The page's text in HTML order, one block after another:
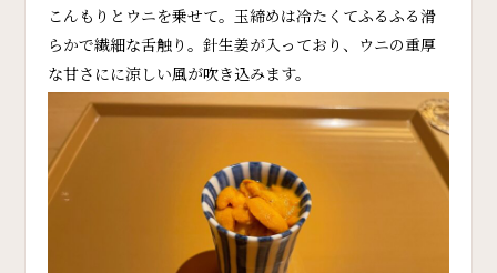
こんもりとウニを乗せて。玉締めは冷たくてふるふる滑
らかで繊細な舌触り。針生姜が入っており、ウニの重厚
な甘さにに涼しい風が吹き込みます。